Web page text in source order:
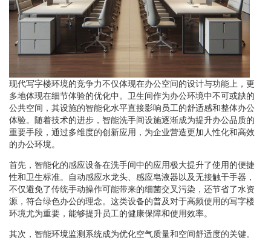
现代写字楼环境的竞争力不仅体现在办公空间的设计与功能上，更
多地体现在细节体验的优化中。卫生间作为办公环境中不可或缺的
公共空间，其设施的智能化水平直接影响员工的舒适感和整体办公
体验。随着技术的进步，智能洗手间设施逐渐成为提升办公品质的
重要手段，通过多维度的创新应用，为企业营造更加人性化和高效
的办公环境。
首先，智能化的感应设备在洗手间中的应用极大提升了使用的便捷
性和卫生标准。自动感应水龙头、感应皂液器以及无接触干手器，
不仅避免了传统手动操作可能带来的细菌交叉污染，还节省了水资
源，符合绿色办公的理念。这类设备的普及对于高频使用的写字楼
环境尤为重要，能够提升员工的健康保障和使用效率。
其次，智能环境监测系统成为优化空气质量和空间舒适度的关键。